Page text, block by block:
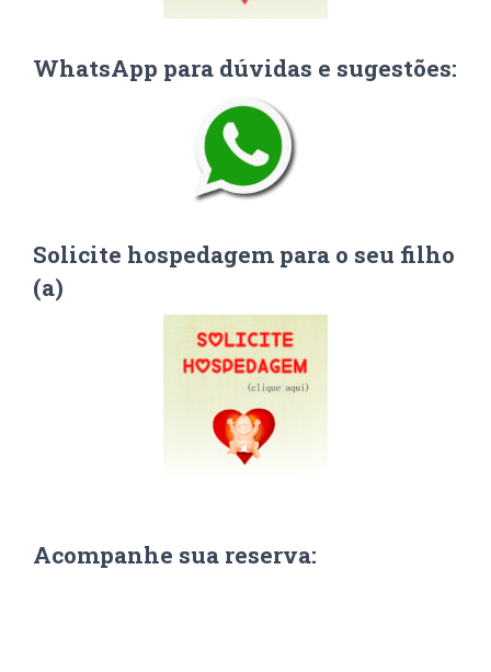
WhatsApp para dúvidas e sugestões:
Solicite hospedagem para o seu filho
(a)
Acompanhe sua reserva: